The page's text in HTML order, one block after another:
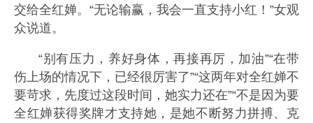
交给全红婵。“无论输赢，我会一直支持小红！”女观
众说道。
“别有压力，养好身体，再接再厉，加油”“在带
伤上场的情况下，已经很厉害了”“这两年对全红婵不
要苛求，先度过这段时间，她实力还在”“不是因为要
全红婵获得奖牌才支持她，是她不断努力拼搏、克